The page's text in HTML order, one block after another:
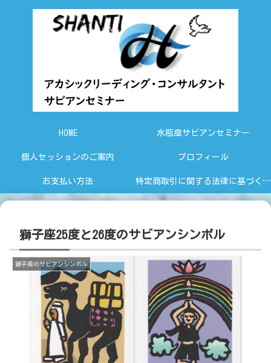
HOME 水瓶座サビアンセミナー
個人セッションのご案内 プロフィール
お支払い方法 特定商取引に関する法律に基づく表示
獅子座25度と26度のサビアンシンボル
獅子座のサビアンシンボル